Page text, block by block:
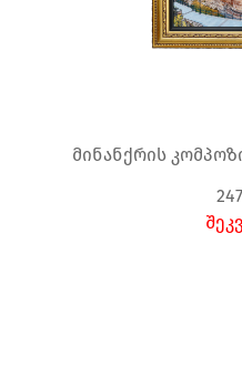
მინანქრის